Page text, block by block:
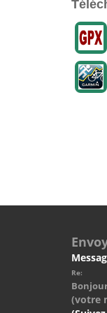
Re:
(votre